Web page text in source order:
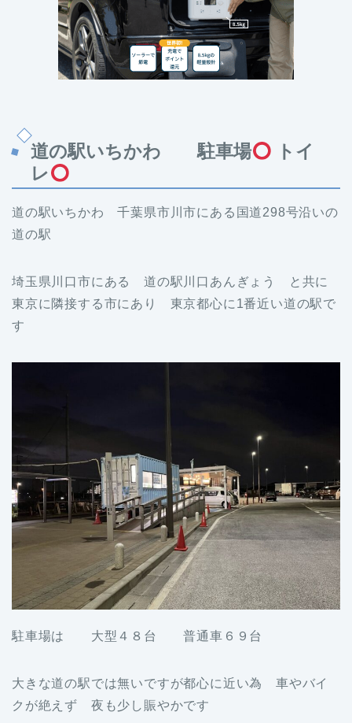
道の駅いちかわ 駐車場
トイ
レ
道の駅いちかわ 千葉県市川市にある国道298号沿いの
道の駅
埼玉県川口市にある 道の駅川口あんぎょう と共に
東京に隣接する市にあり 東京都心に1番近い道の駅で
す
駐車場は 大型４８台 普通車６９台
大きな道の駅では無いですが都心に近い為 車やバイ
クが絶えず 夜も少し賑やかです